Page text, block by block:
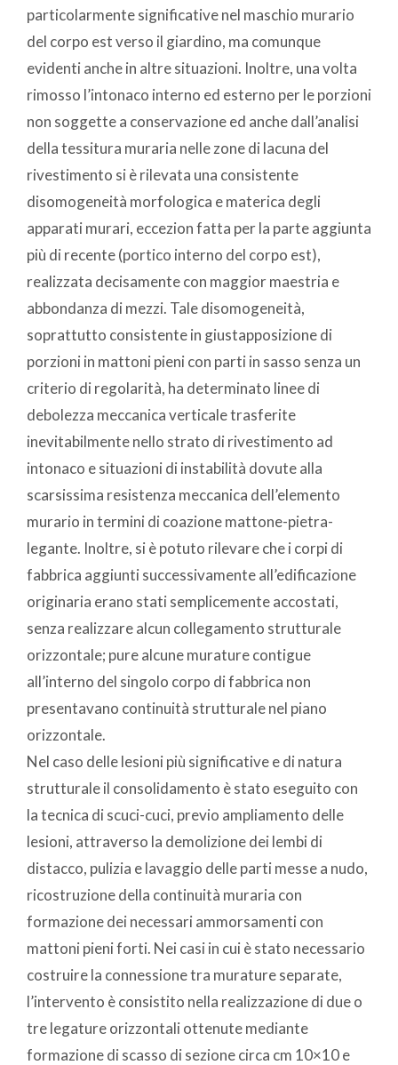
particolarmente significative nel maschio murario
del corpo est verso il giardino, ma comunque
evidenti anche in altre situazioni. Inoltre, una volta
rimosso l’intonaco interno ed esterno per le porzioni
non soggette a conservazione ed anche dall’analisi
della tessitura muraria nelle zone di lacuna del
rivestimento si è rilevata una consistente
disomogeneità morfologica e materica degli
apparati murari, eccezion fatta per la parte aggiunta
più di recente (portico interno del corpo est),
realizzata decisamente con maggior maestria e
abbondanza di mezzi. Tale disomogeneità,
soprattutto consistente in giustapposizione di
porzioni in mattoni pieni con parti in sasso senza un
criterio di regolarità, ha determinato linee di
debolezza meccanica verticale trasferite
inevitabilmente nello strato di rivestimento ad
intonaco e situazioni di instabilità dovute alla
scarsissima resistenza meccanica dell’elemento
murario in termini di coazione mattone-pietra-
legante. Inoltre, si è potuto rilevare che i corpi di
fabbrica aggiunti successivamente all’edificazione
originaria erano stati semplicemente accostati,
senza realizzare alcun collegamento strutturale
orizzontale; pure alcune murature contigue
all’interno del singolo corpo di fabbrica non
presentavano continuità strutturale nel piano
orizzontale.
Nel caso delle lesioni più significative e di natura
strutturale il consolidamento è stato eseguito con
la tecnica di scuci-cuci, previo ampliamento delle
lesioni, attraverso la demolizione dei lembi di
distacco, pulizia e lavaggio delle parti messe a nudo,
ricostruzione della continuità muraria con
formazione dei necessari ammorsamenti con
mattoni pieni forti. Nei casi in cui è stato necessario
costruire la connessione tra murature separate,
l’intervento è consistito nella realizzazione di due o
tre legature orizzontali ottenute mediante
formazione di scasso di sezione circa cm 10×10 e